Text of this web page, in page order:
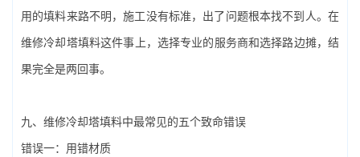
用的填料来路不明，施工没有标准，出了问题根本找不到人。在‌
维修冷却塔填料‌这件事上，选择专业的服务商和选择路边摊，结
果完全是两回事。
九、‌维修冷却塔填料‌中最常见的五个致命错误
错误一：用错材质